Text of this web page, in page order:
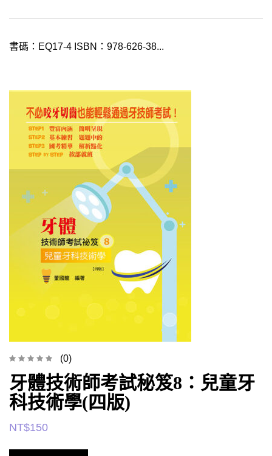
書碼：EQ17-4 ISBN：978-626-38...
(0)
牙體技術師考試秘笈8：兒童牙
科技術學(四版)
NT$150